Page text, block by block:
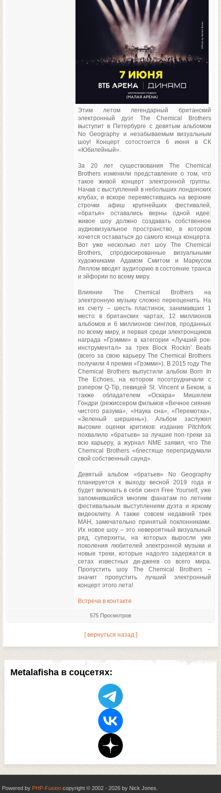
Metalafisha в соцсетях:
Этим летом легендарный британский
электронный дуэт The Chemical Brothers
выступит в Петербурге с девятым альбомом
No Geography и незабываемым визуальным
шоу! Концерт сотостоится 6 июня в СК
«Юбилейный».
За 20 лет существования The Chemical
Brothers изменили представление о том, что
такое живой концерт электронной группы.
Начав с выступлений в небольших лондонских
клубах, и вскоре переместившись на верхние
строчки афиш крупнейших фестивалей,
«братья» оставались верны одной идее:
живое шоу должно создавать собственное
аудиовизуальное пространство, в котором
хочется оставаться до самого конца концерта.
Вот уже несколько лет шоу The Chemical
Brothers, спродюсированные визуальными
художниками Адамом Смитом и Маркусом
Ляллом вводят аудиторию в состояние транса
и эйфории по всему миру.
Влияние The Chemical Brothers на
электронную музыку сложно переоценить. На
их счету – шесть пластинок, занимавших 1
место в британских чартах, 12 миллионов
альбомов и 6 миллионов синглов, проданных
по всему миру, и первая среди электронщиков
награда «Грэмми» в категории «Лучший рок-
инструментал» за трек Block Rockin’ Beats
(всего за свою карьеру The Chemical Brothers
получили 4 премии «Грэмми»). В 2015 году The
Chemical Brothers выпустили альбом Born In
The Echoes, на котором посотрудничали с
рэпером Q-Tip, певицей St. Vincent и Беком, а
также обладателем «Оскара» Мишелем
Гондри (режиссером фильмов «Вечное сияние
чистого разума», «Наука сна», «Перемотка»,
«Зеленый шершень»). Альбом заслужил
высокие оценки критиков: издание Pitchfork
похвалило «братьев» за лучшие поп-треки за
всю карьеру, а журнал NME заявил, что The
Chemical Brothers «блестяще перепридумали
свой собственный саунд».
Девятый альбом «братьев» No Geography
планируется к выходу весной 2019 года и
будет включать в себя сингл Free Yourself, уже
запомнившийся многим фанатам по летним
фестивальным выступлениям дуэта и яркому
видеоклипу. А также совсем недавний трек
MAH, замечательно принятый поклонниками.
Их новое шоу – это невероятный визуальный
ряд, суперхиты, на которых выросли уже
поколения любителей электронной музыки и
новые треки, которые надолго задержатся в
сетах известных ди-джеев со всего мира.
Пропустить шоу The Chemical Brothers –
значит пропустить лучший электронный
концерт этого лета!
Встреча в контакте
575 Просмотров
[ вернуться назад ]
Powered by PHP-Fusion copyright © 2002 - 2026 by Nick Jones.